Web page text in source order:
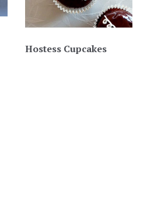
Hostess Cupcakes